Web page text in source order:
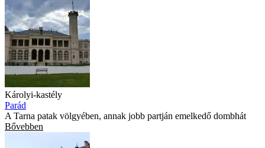
Károlyi-kastély
Parád
A Tarna patak völgyében, annak jobb partján emelkedő dombhát
Bővebben